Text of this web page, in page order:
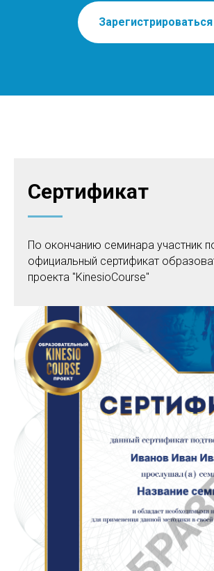
Зарегистрироваться
Сертификат
По окончанию семинара участник
официальный сертификат
проекта "KinesioCourse"